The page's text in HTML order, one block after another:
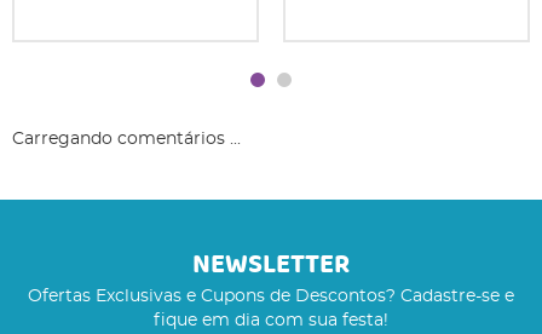
Carregando comentários ...
NEWSLETTER
Ofertas Exclusivas e Cupons de Descontos? Cadastre-se e
fique em dia com sua festa!